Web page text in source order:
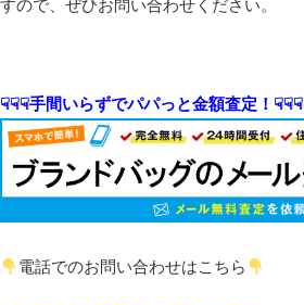
すので、ぜひお問い合わせください。
☟☟☟手間いらずでパパっと金額査定！☟☟☟
電話でのお問い合わせはこちら